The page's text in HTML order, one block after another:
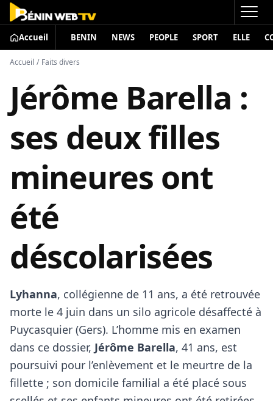
Accueil BENIN NEWS PEOPLE SPORT ELLE
Accueil / Faits divers
Jérôme Barella :
ses deux filles
mineures ont
été
déscolarisées
Lyhanna, collégienne de 11 ans, a été retrouvée
morte le 4 juin dans un silo agricole désaffecté à
Puycasquier (Gers). L’homme mis en examen
dans ce dossier, Jérôme Barella, 41 ans, est
poursuivi pour l’enlèvement et le meurtre de la
fillette ; son domicile familial a été placé sous